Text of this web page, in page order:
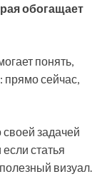
обогащает
понять,
прямо сейчас,
своей задачей
статья
визуал.